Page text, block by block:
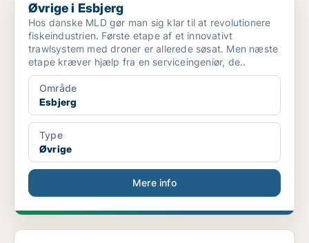
Øvrige i Esbjerg
Hos danske MLD gør man sig klar til at revolutionere
fiskeindustrien. Første etape af et innovativt
trawlsystem med droner er allerede søsat. Men næste
etape kræver hjælp fra en serviceingeniør, de..
Område
Esbjerg
Type
Øvrige
Mere info
Lægesekretær/Sundhedsadministrativ Koordinator søg...